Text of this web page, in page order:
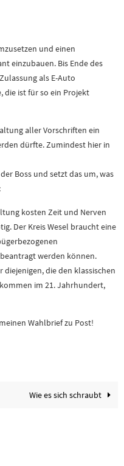
und einen
einzubauen. Bis Ende des
als E-Auto
die ist für so ein Projekt
aller Vorschriften ein
dürfte. Zumindest hier in
Boss und setzt das um, was
kosten Zeit und Nerven
Der Kreis Wesel braucht eine
werden können.
diejenigen, die den klassischen
im 21. Jahrhundert,
Wahlbrief zu Post!
Wie es sich schraubt